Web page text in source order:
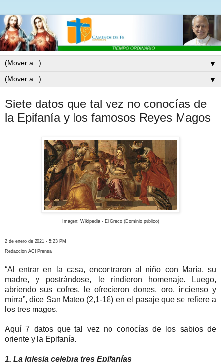
▼
▼
Siete datos que tal vez no conocías de
la Epifanía y los famosos Reyes Magos
Imagen: Wikipedia - El Greco (Dominio público)
2 de enero de 2021 - 5:23 PM
Redacción ACI Prensa
“Al entrar en la casa, encontraron al niño con María, su
madre, y postrándose, le rindieron homenaje. Luego,
abriendo sus cofres, le ofrecieron dones, oro, incienso y
mirra”, dice San Mateo (2,1-18) en el pasaje que se refiere a
los tres magos.
Aquí 7 datos que tal vez no conocías de los sabios de
oriente y la Epifanía.
1. La Iglesia celebra tres Epifanías